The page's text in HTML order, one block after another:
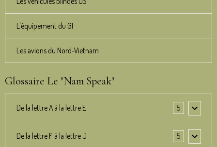
L'équipement du GI
Les avions du Nord-Vietnam
Glossaire Le "Nam Speak"
De la lettre A à la lettre E 5
De la lettre F à la lettre J 5